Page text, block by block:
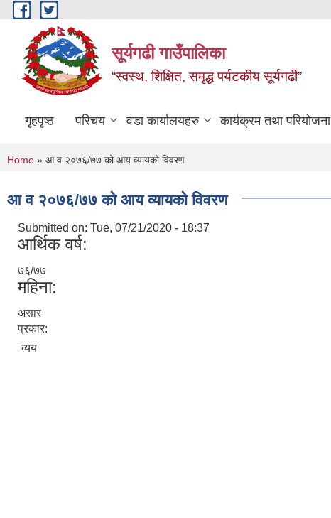
Skip to main content
सूर्यगढी गाउँपालिका
“स्वस्थ, शिक्षित, समृद्ध पर्यटकीय सूर्यगढी”
गृहपृष्ठ परिचय वडा कार्यालयहरु कार्यक्रम तथा परियोजना
You are here
Home » आ व २०७६/७७ को आय व्यायको विवरण
आ व २०७६/७७ को आय व्यायको विवरण
Submitted on: Tue, 07/21/2020 - 18:37
आर्थिक वर्ष:
७६/७७
महिना:
असार
प्रकार:
व्यय